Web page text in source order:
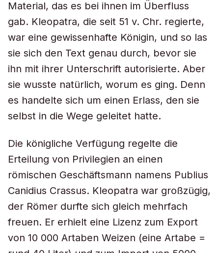
Material, das es bei ihnen im Überfluss
gab. Kleopatra, die seit 51 v. Chr. regierte,
war eine gewissenhafte Königin, und so las
sie sich den Text genau durch, bevor sie
ihn mit ihrer Unterschrift autorisierte. Aber
sie wusste natürlich, worum es ging. Denn
es handelte sich um einen Erlass, den sie
selbst in die Wege geleitet hatte.
Die königliche Verfügung regelte die
Erteilung von Privilegien an einen
römischen Geschäftsmann namens Publius
Canidius Crassus. Kleopatra war großzügig,
der Römer durfte sich gleich mehrfach
freuen. Er erhielt eine Lizenz zum Export
von 10 000 Artaben Weizen (eine Artabe =